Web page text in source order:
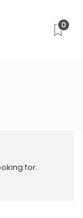
0
for.